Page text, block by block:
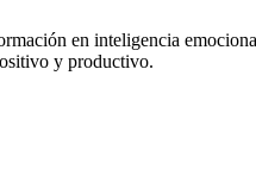
en inteligencia
y productivo.